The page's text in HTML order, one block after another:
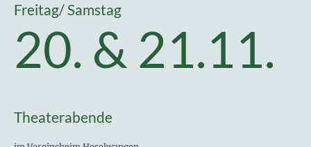
Freitag/ Samstag
20. & 21.11.
Theaterabende